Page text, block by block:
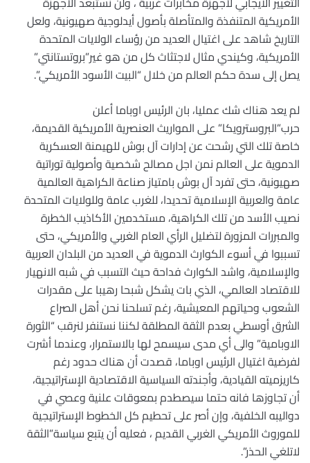
الأمريكية المتنفذة والمتأصلة بأصول أيدلوجية صهيونية، ولعل
التاريخ شاهد على اغتيال العديد من رؤساء الولايات المتحدة
الأمريكية، وكيندي مثال لاجتثاث كل من هو غير”بروتستانتي”
يصل إلى سدة حكم العالم من خلال “البيت الأسود الأمريكي”.
لم يعد هناك شك عمليا، بان الرئيس اوباما أعلن
حرب”البروسترويكا” على المواريث العنصرية الأمريكية القديمة،
خاصة تلك التي رشحت عن إدارات آل بوش للهيمنة العسكرية
الدموية على العالم نمن اجل مصالح شخصية وأصولية توراتية
صهيونية، حتى تفرد آل بوش بامتياز صناعة الكراهية العالمية
عامة والعربية الإسلامية تحديدا، للغرب عامة وللولايات المتحدة
نصيب الأسد من تلك الكراهية، مستخدمين الأكاذيب الخطرة
والمبررات المزورة لتضليل الرأي العام الغربي والأمريكي، حتى
تسببوا في أسوء الكوارث الدموية في العديد من البلدان العربية
والإسلامية، واشد الكوارث فداحة حيث التسبب في شبه الانهيار
للاقتصاد العالمي، الذي بات يشكل شبحا رهيبا على مقدرات
الشعوب وحياتهم المعيشية، رغم تسلحنا نحن أهل الصراع
الشرق أوسطي بعدم الثقة المطلقة لكننا نستنفر لنرقب “الثورة
الاوبامية” والى أي مدى سيسمح لها بالاستمرار، وعندما أشرت
لفرضية اغتيال الرئيس اوباما، قصدت أن هناك حدود رغم
كاريزميته القيادية، وأجندته السياسية الاقتصادية الإستراتيجية،
أن تجاوزها فانه حتما سيصطدم بمعوقات علنية وعصي في
دواليبه الخلفية، وإن أصر على تحطيم كل الخطوط الإستراتيجية
للموروث الأمريكي الغربي القديم ، فعليه أن يتبع سياسة”الثقة
لاتلغي الحذر”.